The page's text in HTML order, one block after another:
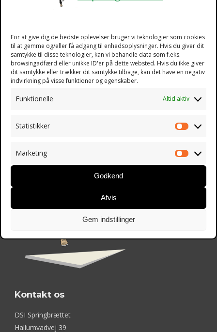
For at give dig de bedste oplevelser bruger vi teknologier som cookies
til at gemme og/eller få adgang til enhedsoplysninger. Hvis du giver dit
samtykke til disse teknologier, kan vi behandle data som f.eks.
browsingadfærd eller unikke ID'er på dette websted. Hvis du ikke giver
dit samtykke eller trækker dit samtykke tilbage, kan det have en negativ
indvirkning på visse funktioner og egenskaber.
Funktionelle Altid aktiv
Statistikker
Marketing
Godkend
Afvis
Gem indstillinger
Den Selvejende Institution (DSI) Springbrættet tilbyder
døgnbehandling for stofmisbrugere, primært i alderen 16-
stabilisering, primær behandling, terapi og udslusning.
Kontakt os
DSI Springbrættet
Hallumvadvej 39